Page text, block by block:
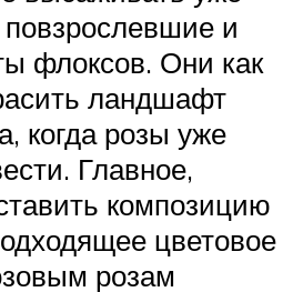
и
флоксов. Они как
ландшафт
когда розы уже
Главное,
композицию
цветовое
розам